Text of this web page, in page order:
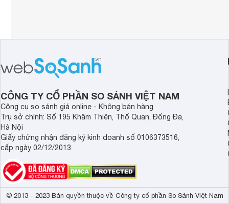
CÔNG TY CỔ PHẦN SO SÁNH VIỆT NAM
Công cụ so sánh giá online - Không bán hàng
Trụ sở chính: Số 195 Khâm Thiên, Thổ Quan, Đống Đa,
Hà Nội
Giấy chứng nhận đăng ký kinh doanh số 0106373516,
cấp ngày 02/12/2013
© 2013 - 2023 Bản quyền thuộc về Công ty cổ phần So Sánh Việt Nam